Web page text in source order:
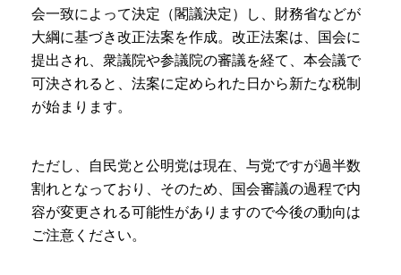
会一致によって決定（閣議決定）し、財務省などが
大綱に基づき改正法案を作成。改正法案は、国会に
提出され、衆議院や参議院の審議を経て、本会議で
可決されると、法案に定められた日から新たな税制
が始まります。
ただし、自民党と公明党は現在、与党ですが過半数
割れとなっており、そのため、国会審議の過程で内
容が変更される可能性がありますので今後の動向は
ご注意ください。